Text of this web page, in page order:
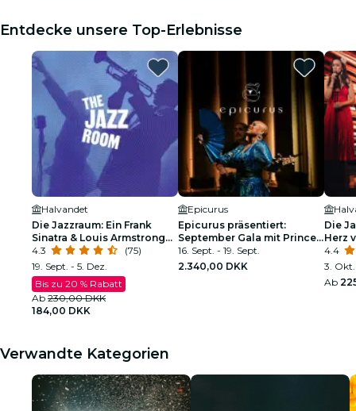
Entdecke unsere Top-Erlebnisse
Halvandet
Die Jazzraum: Ein Frank
Sinatra & Louis Armstrong
Tribut
4.3
(75)
19. Sept. - 5. Dez.
Bis zu 20 % Rabatt
Ab 230,00 DKK
184,00 DKK
Epicurus
Epicurus präsentiert:
September Gala mit Prince's
Personal Chefs und Vocalist
16. Sept. - 19. Sept.
2.340,00 DKK
Die
Herz
4.4
3. Okt.
Ab
Verwandte Kategorien